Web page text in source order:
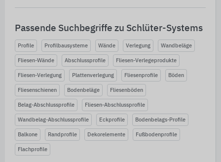
Passende Suchbegriffe zu Schlüter-Systems
Profile Profilbausysteme Wände Verlegung Wandbeläge
Fliesen-Wände Abschlussprofile Fliesen-Verlegeprodukte
Fliesen-Verlegung Plattenverlegung Fliesenprofile Böden
Fliesenschienen Bodenbeläge Fliesenböden
Belag-Abschlussprofile Fliesen-Abschlussprofile
Wandbelag-Abschlussprofile Eckprofile Bodenbelags-Profile
Balkone Randprofile Dekorelemente Fußbodenprofile
Flachprofile